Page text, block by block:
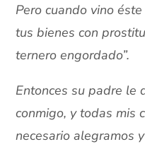
Pero cuando vino
tus bienes con
ternero engordado”.
Entonces su padre le
conmigo, y todas mis
necesario alegramos